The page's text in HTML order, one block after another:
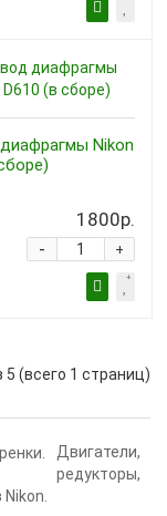
Nikon
1800р.
+
-
5 (всего 1 страниц)
Двигатели,
редукторы,